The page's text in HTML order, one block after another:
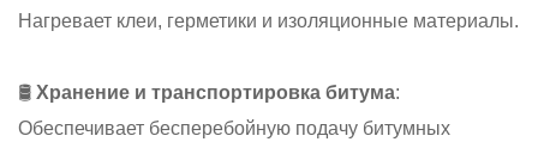
Нагревает клеи, герметики и изоляционные материалы.
🛢 Хранение и транспортировка битума:
Обеспечивает бесперебойную подачу битумных